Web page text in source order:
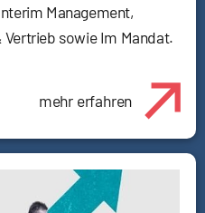
Management,
sowie Im Mandat.
mehr erfahren